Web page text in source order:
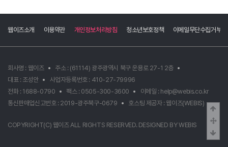
웹이즈소개 이용약관 개인정보처리방침 청소년보호정책 이메일무단수집거부
회사명 : 웹이즈
주소 : (61114) 광주광역시 북구 운용로 27-1 2층
대표 : 조성안
사업자등록번호 : 410-27-79996
전화 : 1688-0790
팩스 : 0505-300-3600
이메일 : help@webis.co.kr
통신판매업신고번호 : 2019-광주북구-0679
호스팅 제공자 :웹이즈(WEBIS)
COPYRIGHT(C) 웹이즈ALL RIGHTS RESERVED. DESIGNED BYWEBIS
중